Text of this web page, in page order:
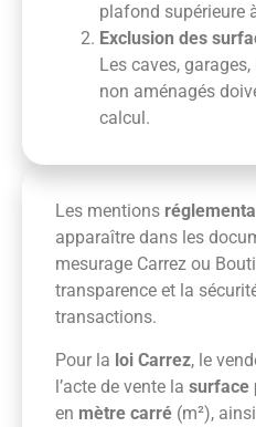
plafond supérieure
Exclusion des
Les caves,
non aménagés
calcul.
Les mentions
apparaître dans les
mesurage Carrez ou
transparence et la
transactions.
Pour la loi Carrez, le
l’acte de vente la surface
en mètre carré (m²),